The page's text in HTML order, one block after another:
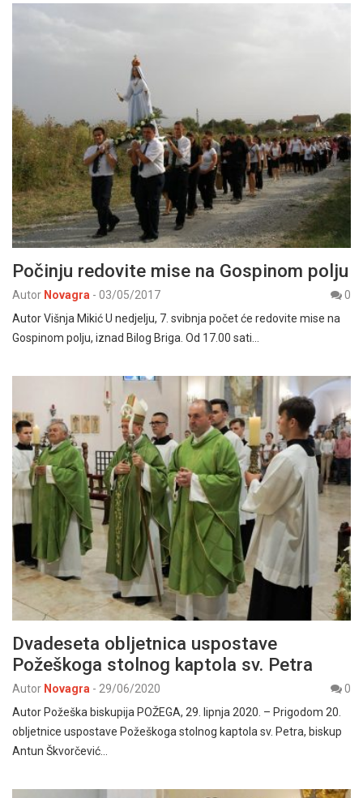
Počinju redovite mise na Gospinom polju
Autor Novagra - 03/05/2017
0
Autor Višnja Mikić U nedjelju, 7. svibnja počet će redovite mise na
Gospinom polju, iznad Bilog Briga. Od 17.00 sati…
Dvadeseta obljetnica uspostave
Požeškoga stolnog kaptola sv. Petra
Autor Novagra - 29/06/2020
0
Autor Požeška biskupija POŽEGA, 29. lipnja 2020. – Prigodom 20.
obljetnice uspostave Požeškoga stolnog kaptola sv. Petra, biskup
Antun Škvorčević…